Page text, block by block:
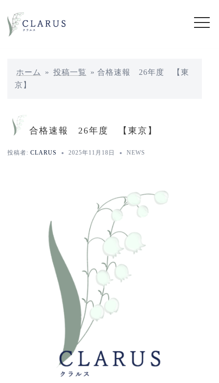
ン
ホーム » 投稿一覧 » 合格速報 26年度 【東
京】
合格速報 26年度 【東京】
投稿者: CLARUS 2025年11月18日 NEWS